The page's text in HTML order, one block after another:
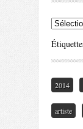
2014
artiste